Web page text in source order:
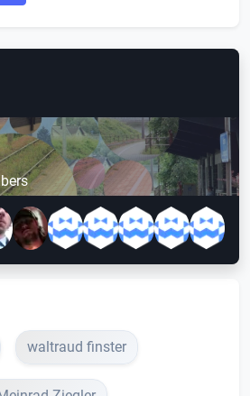
waltraud finster